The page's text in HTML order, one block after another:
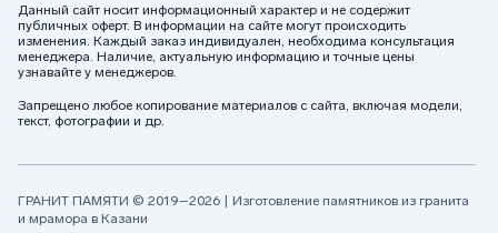
Данный сайт носит информационный характер и не содержит
публичных оферт. В информации на сайте могут происходить
изменения. Каждый заказ индивидуален, необходима консультация
менеджера. Наличие, актуальную информацию и точные цены
узнавайте у менеджеров.
Запрещено любое копирование материалов с сайта, включая модели,
текст, фотографии и др.
ГРАНИТ ПАМЯТИ © 2019–2026 | Изготовление памятников из гранита
и мрамора в Казани